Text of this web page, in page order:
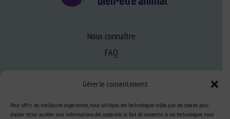
Gérer le consentement
Pour offrir les meilleures expériences, nous utilisons des technologies telles que les cookies pour
stocker et/ou accéder aux informations des appareils. Le fait de consentir à ces technologies nous
Nous connaître
FAQ
Expertise
S’informer sur le BEA